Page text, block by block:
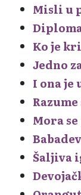
Misli u
Ko je
Jedno
I ona je
Mora
Šaljiva